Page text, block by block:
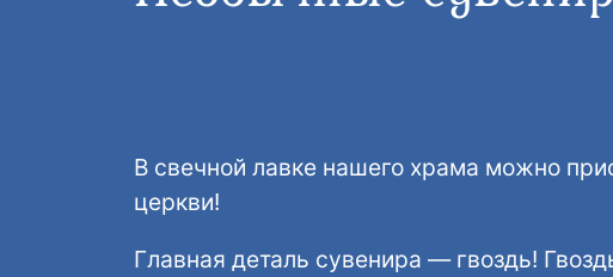
В свечной лавке нашего храма можно
церкви!
Главная деталь сувенира — гвоздь!